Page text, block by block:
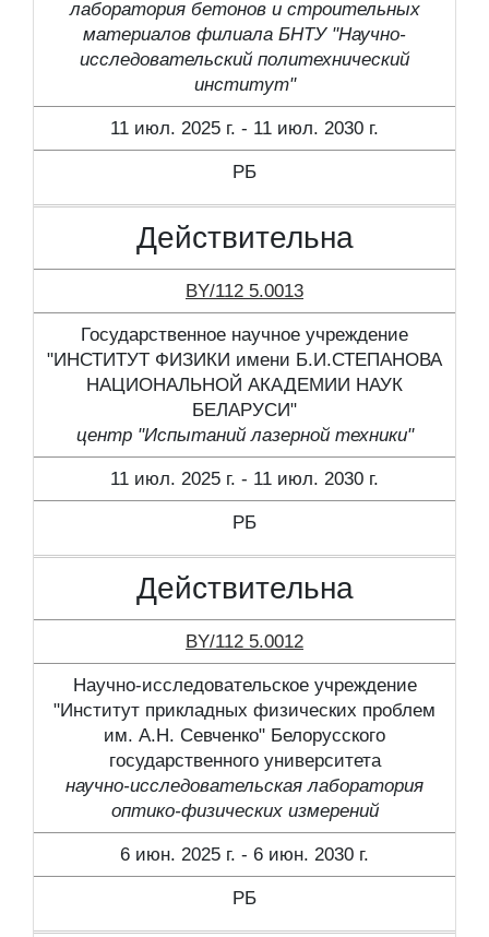
лаборатория бетонов и строительных
материалов филиала БНТУ "Научно-
исследовательский политехнический
институт"
11 июл. 2025 г. - 11 июл. 2030 г.
РБ
Действительна
BY/112 5.0013
Государственное научное учреждение
"ИНСТИТУТ ФИЗИКИ имени Б.И.СТЕПАНОВА
НАЦИОНАЛЬНОЙ АКАДЕМИИ НАУК
БЕЛАРУСИ"
центр "Испытаний лазерной техники"
11 июл. 2025 г. - 11 июл. 2030 г.
РБ
Действительна
BY/112 5.0012
Научно-исследовательское учреждение
"Институт прикладных физических проблем
им. А.Н. Севченко" Белорусского
государственного университета
научно-исследовательская лаборатория
оптико-физических измерений
6 июн. 2025 г. - 6 июн. 2030 г.
РБ